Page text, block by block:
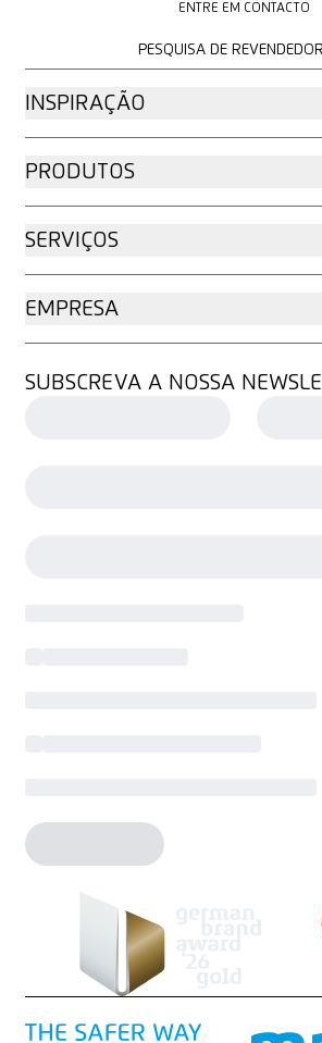
ENTRE EM CONTACTO
PESQUISA DE
INSPIRAÇÃO
PRODUTOS
SERVIÇOS
EMPRESA
SUBSCREVA A NOSSA